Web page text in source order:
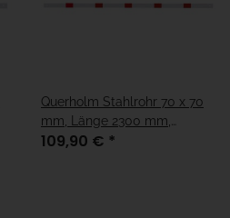
Querholm Stahlrohr 70 x 70
mm, Länge 2300 mm,
weiß/rot
109,90 € *